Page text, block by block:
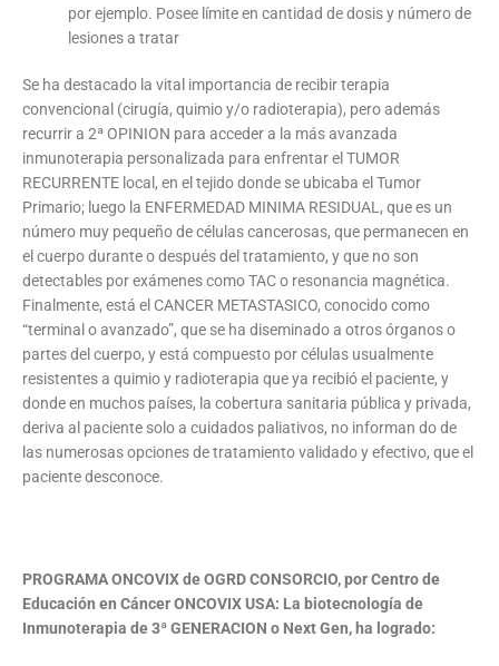
por ejemplo. Posee límite en cantidad de dosis y número de
lesiones a tratar
Se ha destacado la vital importancia de recibir terapia
convencional (cirugía, quimio y/o radioterapia), pero además
recurrir a 2ª OPINION para acceder a la más avanzada
inmunoterapia personalizada para enfrentar el TUMOR
RECURRENTE local, en el tejido donde se ubicaba el Tumor
Primario; luego la ENFERMEDAD MINIMA RESIDUAL, que es un
número muy pequeño de células cancerosas, que permanecen en
el cuerpo durante o después del tratamiento, y que no son
detectables por exámenes como TAC o resonancia magnética.
Finalmente, está el CANCER METASTASICO, conocido como
“terminal o avanzado”, que se ha diseminado a otros órganos o
partes del cuerpo, y está compuesto por células usualmente
resistentes a quimio y radioterapia que ya recibió el paciente, y
donde en muchos países, la cobertura sanitaria pública y privada,
deriva al paciente solo a cuidados paliativos, no informan do de
las numerosas opciones de tratamiento validado y efectivo, que el
paciente desconoce.
PROGRAMA ONCOVIX de OGRD CONSORCIO, por Centro de
Educación en Cáncer ONCOVIX USA: La biotecnología de
Inmunoterapia de 3ª GENERACION o Next Gen, ha logrado: